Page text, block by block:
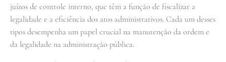
juízos de controle interno, que têm a função de fiscalizar a
legalidade e a eficiência dos atos administrativos. Cada um desses
tipos desempenha um papel crucial na manutenção da ordem e
da legalidade na administração pública.